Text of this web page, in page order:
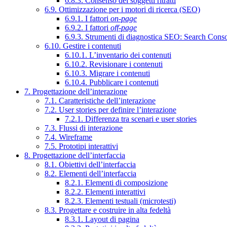
6.9. Ottimizzazione per i motori di ricerca (SEO)
6.9.1. I fattori on-page
6.9.2. I fattori off-page
6.9.3. Strumenti di diagnostica SEO: Search
6.10. Gestire i contenuti
6.10.1. L’inventario dei contenuti
6.10.2. Revisionare i contenuti
6.10.3. Migrare i contenuti
6.10.4. Pubblicare i contenuti
7. Progettazione dell’interazione
7.1. Caratteristiche dell’interazione
7.2. User stories per definire l’interazione
7.2.1. Differenza tra scenari e user stories
7.3. Flussi di interazione
7.4. Wireframe
7.5. Prototipi interattivi
8. Progettazione dell’interfaccia
8.1. Obiettivi dell’interfaccia
8.2. Elementi dell’interfaccia
8.2.1. Elementi di composizione
8.2.2. Elementi interattivi
8.2.3. Elementi testuali (microtesti)
8.3. Progettare e costruire in alta fedeltà
8.3.1. Layout di pagina